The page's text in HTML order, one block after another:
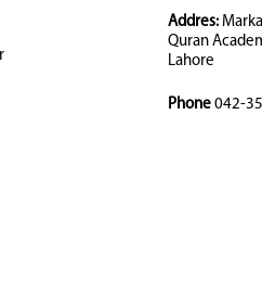
Addres:
Quran
Lahore
Phone 042-